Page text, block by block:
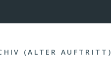
(ALTER AUFTRITT)